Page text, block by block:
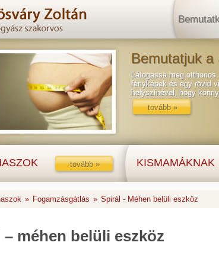
Bemutatjuk a
Látogassa meg
fényképek és egy rövid
helyszínével, hogy
tovább »
KISMAMÁKNAK
tovább »
» Fogamzásgátlás » Spirál - Méhen belüli eszköz
– méhen belüli eszköz